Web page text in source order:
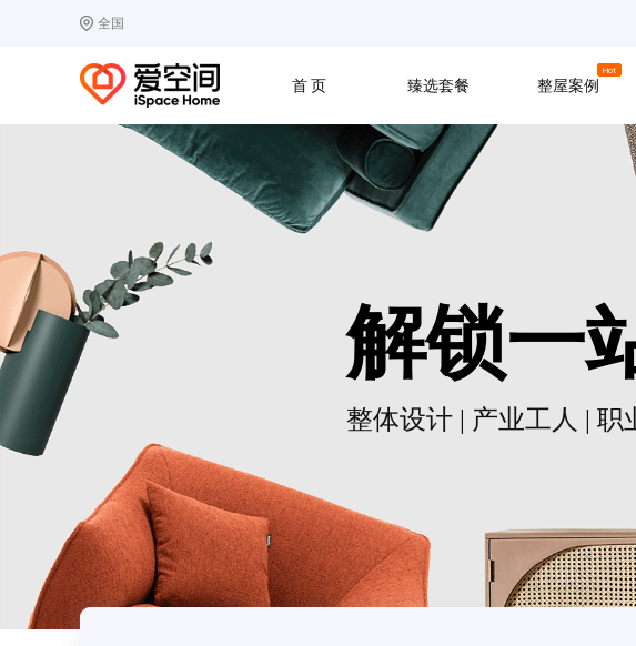
全国
其他城市 J
上海
T 天津 太原
Z
首 页 臻选套餐 整屋案例
Hot
合同
解锁一
整体设计 | 产业工人 | 职